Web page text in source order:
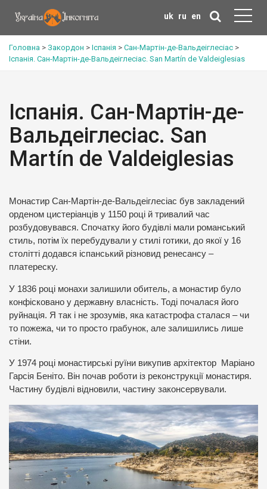
uk ru en
Головна > Закордон > Іспанія > Сан-Мартін-де-Вальдеіглесіас >
Іспанія. Сан-Мартін-де-Вальдеіглесіас. San Martín de Valdeiglesias
Іспанія. Сан-Мартін-де-
Вальдеіглесіас. San
Martín de Valdeiglesias
Монастир Сан-Мартін-де-Вальдеіглесіас був закладений
орденом цистеріанців у 1150 році й тривалий час
розбудовувався. Спочатку його будівлі мали романський
стиль, потім їх перебудували у стилі готики, до якої у 16
столітті додався іспанський різновид ренесансу –
платереску.
У 1836 році монахи залишили обитель, а монастир було
конфісковано у державну власність. Тоді почалася його
руйнація. Я так і не зрозумів, яка катастрофа сталася – чи
то пожежа, чи то просто грабунок, але залишились лише
стіни.
У 1974 році монастирські руїни викупив архітектор Маріано
Гарсія Беніто. Він почав роботи із реконструкції монастиря.
Частину будівлі відновили, частину законсервували.